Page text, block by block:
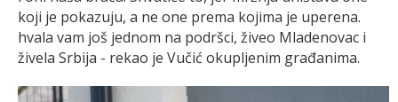
koji je pokazuju, a ne one prema kojima je uperena.
hvala vam još jednom na podršci, živeo Mladenovac i
živela Srbija - rekao je Vučić okupljenim građanima.